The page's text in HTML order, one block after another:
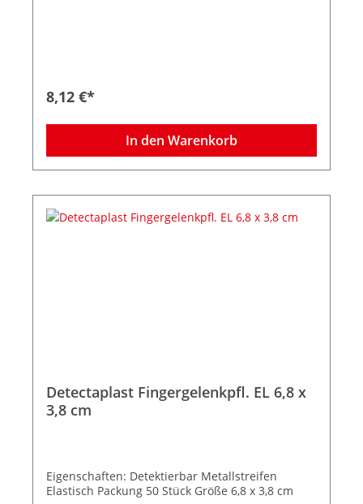
8,12 €*
In den Warenkorb
Detectaplast Fingergelenkpfl. EL 6,8 x
3,8 cm
Eigenschaften: Detektierbar Metallstreifen
Elastisch Packung 50 Stück Größe 6,8 x 3,8 cm